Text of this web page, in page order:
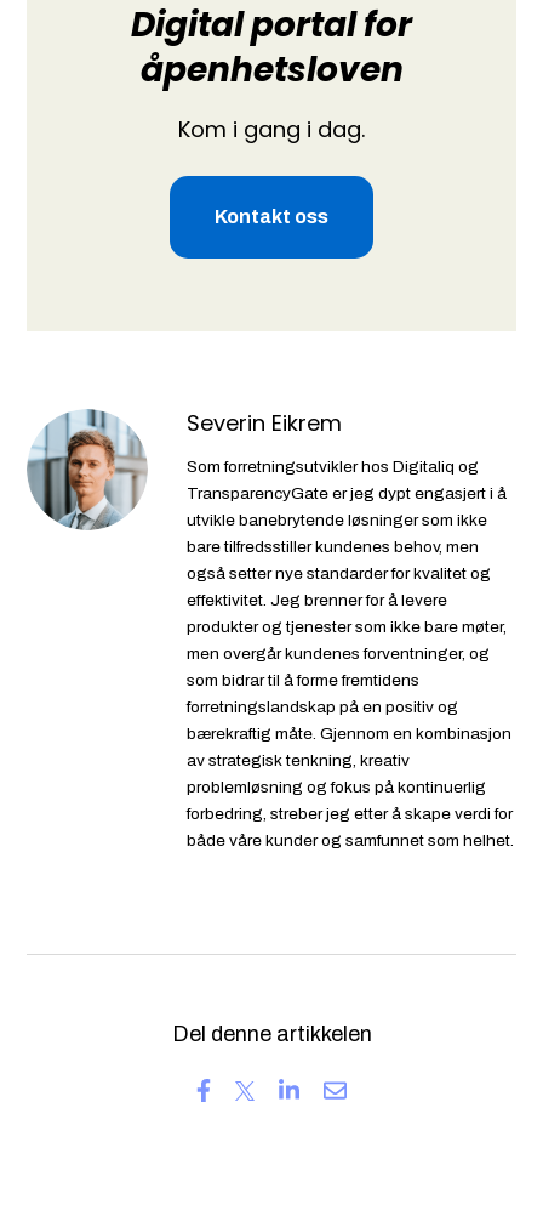
Digital portal for
åpenhetsloven
Kom i gang i dag.
Kontakt oss
Severin Eikrem
Som forretningsutvikler hos Digitaliq og
TransparencyGate er jeg dypt engasjert i å
utvikle banebrytende løsninger som ikke
bare tilfredsstiller kundenes behov, men
også setter nye standarder for kvalitet og
effektivitet. Jeg brenner for å levere
produkter og tjenester som ikke bare møter,
men overgår kundenes forventninger, og
som bidrar til å forme fremtidens
forretningslandskap på en positiv og
bærekraftig måte. Gjennom en kombinasjon
av strategisk tenkning, kreativ
problemløsning og fokus på kontinuerlig
forbedring, streber jeg etter å skape verdi for
både våre kunder og samfunnet som helhet.
Del denne artikkelen